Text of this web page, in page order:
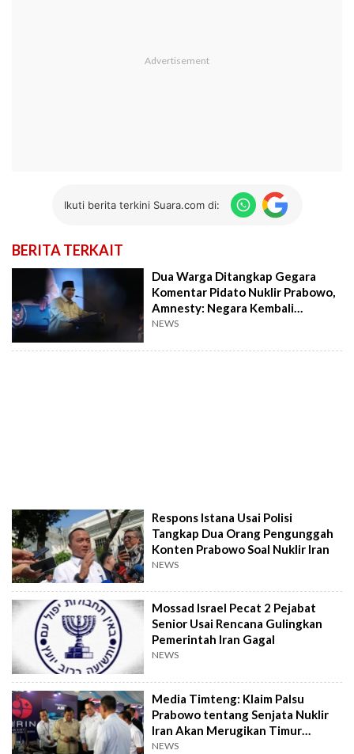
Ikuti berita terkini Suara.com di:
BERITA TERKAIT
Dua Warga Ditangkap Gegara
Komentar Pidato Nuklir Prabowo,
Amnesty: Negara Kembali
Represif
NEWS
Respons Istana Usai Polisi
Tangkap Dua Orang Pengunggah
Konten Prabowo Soal Nuklir Iran
NEWS
Mossad Israel Pecat 2 Pejabat
Senior Usai Rencana Gulingkan
Pemerintah Iran Gagal
NEWS
Media Timteng: Klaim Palsu
Prabowo tentang Senjata Nuklir
Iran Akan Merugikan Timur
Tengah
NEWS